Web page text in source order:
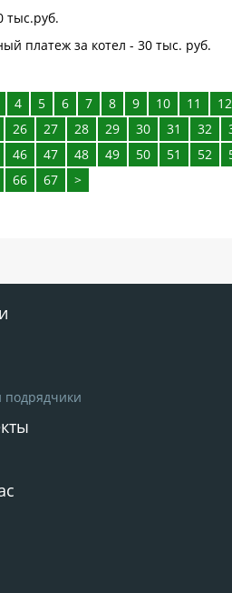
тыс.руб.
платеж за котел - 30 тыс. руб.
4 5 6 7 8 9 10 11
12
26 27 28 29 30 31 32
46 47 48 49 50 51 52
66 67 >
подрядчики